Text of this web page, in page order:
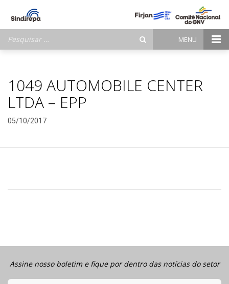
por:
MENU
1049 AUTOMOBILE CENTER
LTDA – EPP
05/10/2017
Assine nosso boletim e fique por dentro das notícias do setor